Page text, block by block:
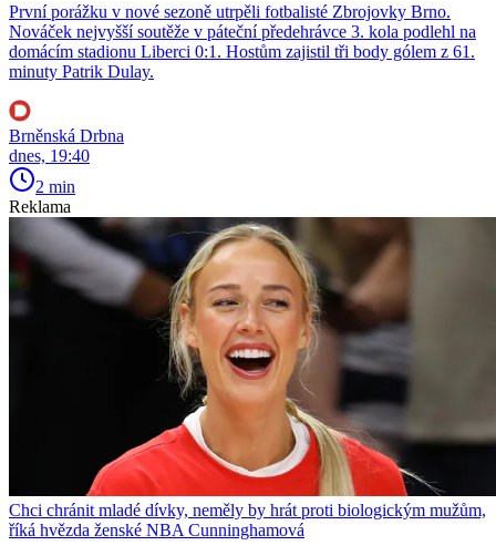
První porážku v nové sezoně utrpěli fotbalisté Zbrojovky Brno.
Nováček nejvyšší soutěže v páteční předehrávce 3. kola podlehl na
domácím stadionu Liberci 0:1. Hostům zajistil tři body gólem z 61.
minuty Patrik Dulay.
Brněnská Drbna
dnes, 19:40
2 min
Reklama
Chci chránit mladé dívky, neměly by hrát proti biologickým mužům,
říká hvězda ženské NBA Cunninghamová